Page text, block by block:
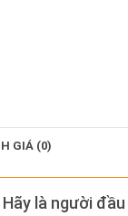
GIÁ (0)
Hãy là người đầu